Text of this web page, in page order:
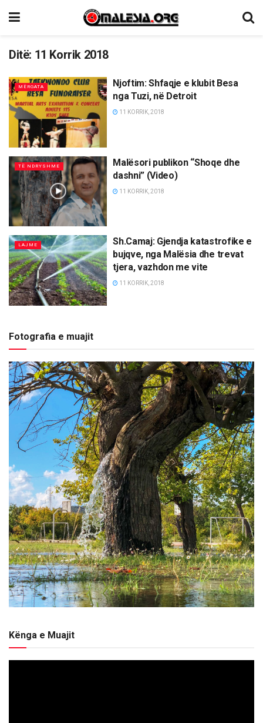
Ditë: 11 Korrik 2018
MËRGATA
Njoftim: Shfaqje e klubit Besa
nga Tuzi, në Detroit
11 KORRIK, 2018
TË NDRYSHME
Malësori publikon “Shoqe dhe
dashni” (Video)
11 KORRIK, 2018
LAJME
Sh.Camaj: Gjendja katastrofike e
bujqve, nga Malësia dhe trevat
tjera, vazhdon me vite
11 KORRIK, 2018
Fotografia e muajit
Kënga e Muajit